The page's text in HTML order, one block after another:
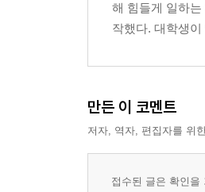
해 힘들게 일하
작했다. 대학생이
만든 이 코멘트
저자, 역자, 편집자를 위
접수된 글은 확인을